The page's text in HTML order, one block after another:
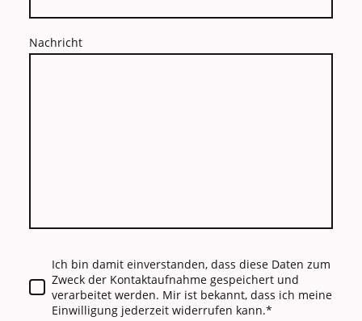
Nachricht
Ich bin damit einverstanden, dass diese Daten zum
Zweck der Kontaktaufnahme gespeichert und
verarbeitet werden. Mir ist bekannt, dass ich meine
Einwilligung jederzeit widerrufen kann.*